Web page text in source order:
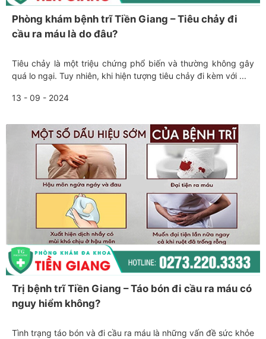
Phòng khám bệnh trĩ Tiền Giang – Tiêu chảy đi
cầu ra máu là do đâu?
Tiêu chảy là một triệu chứng phổ biến và thường không gây
quá lo ngại. Tuy nhiên, khi hiện tượng tiêu chảy đi kèm với ...
13 - 09 - 2024
Trị bệnh trĩ Tiền Giang – Táo bón đi cầu ra máu có
nguy hiểm không?
Tình trạng táo bón và đi cầu ra máu là những vấn đề sức khỏe